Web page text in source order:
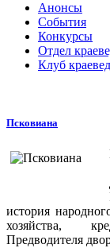
Анонсы
События
Конкурсы
Отдел
Клуб
Псковиана
история
хозяйства,
Предводителя